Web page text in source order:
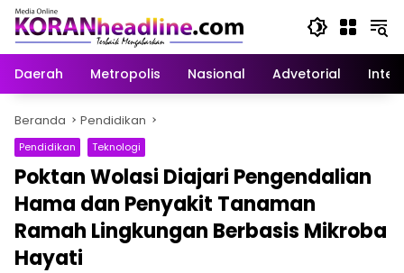
Langsung
konten
Daerah
Metropolis Nasional Advetorial
Beranda Pendidikan
Pendidikan Teknologi
Poktan Wolasi Diajari Pengendalian
Hama dan Penyakit Tanaman
Ramah Lingkungan Berbasis Mikroba
Hayati